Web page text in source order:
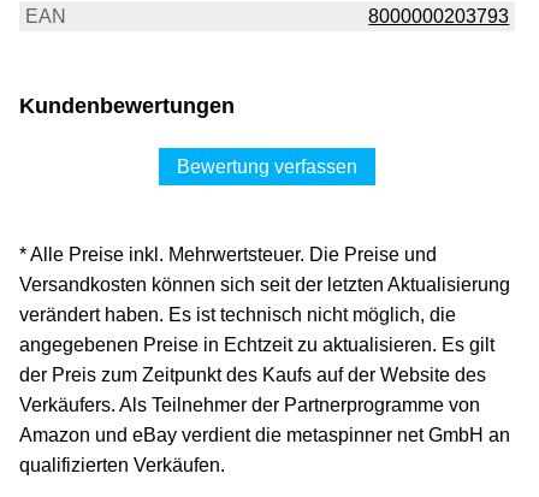
EAN 8000000203793
Kundenbewertungen
Bewertung verfassen
* Alle Preise inkl. Mehrwertsteuer. Die Preise und
Versandkosten können sich seit der letzten Aktualisierung
verändert haben. Es ist technisch nicht möglich, die
angegebenen Preise in Echtzeit zu aktualisieren. Es gilt
der Preis zum Zeitpunkt des Kaufs auf der Website des
Verkäufers. Als Teilnehmer der Partnerprogramme von
Amazon und eBay verdient die metaspinner net GmbH an
qualifizierten Verkäufen.